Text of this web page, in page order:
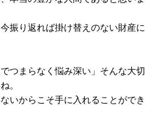
振り返れば掛け替えのない財産に
つまらなく悩み深い」そんな大切
。
いからこそ手に入れることができ